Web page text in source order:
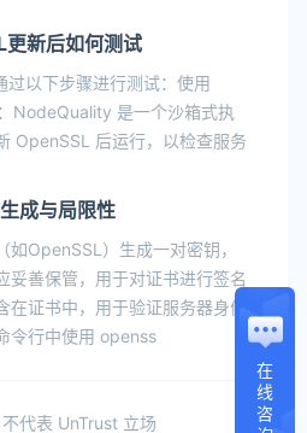
新后如何测试
以下步骤进行测试：使用
NodeQuality 是一个沙箱式执
OpenSSL 后运行，以检查服务
成与局限性
如OpenSSL）生成一对密钥，
妥善保管，用于对证书进行签名
证书中，用于验证服务器身份
令行中使用 openss
代表 UnTrust 立场
在
线
咨